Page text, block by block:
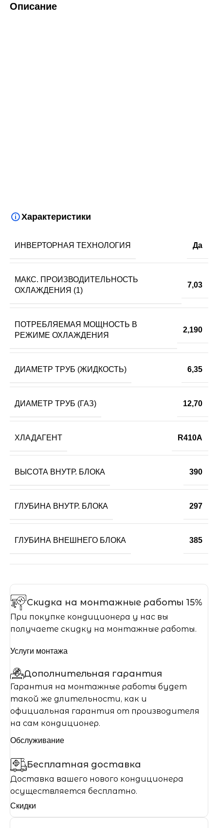
Описание
Характеристики
ИНВЕРТОРНАЯ ТЕХНОЛОГИЯ Да
МАКС. ПРОИЗВОДИТЕЛЬНОСТЬ
ОХЛАЖДЕНИЯ (1)
7,03
ПОТРЕБЛЯЕМАЯ МОЩНОСТЬ В
РЕЖИМЕ ОХЛАЖДЕНИЯ
2,190
ДИАМЕТР ТРУБ (ЖИДКОСТЬ) 6,35
ДИАМЕТР ТРУБ (ГАЗ) 12,70
ХЛАДАГЕНТ R410A
ВЫСОТА ВНУТР. БЛОКА 390
ГЛУБИНА ВНУТР. БЛОКА 297
ГЛУБИНА ВНЕШНЕГО БЛОКА 385
Скидка на монтажные работы 15%
При покупке кондиционера у нас вы
получаете скидку на монтажные работы.
Услуги монтажа
Дополнительная гарантия
Гарантия на монтажные работы будет
такой же длительности, как и
официальная гарантия от производителя
на сам кондиционер.
Обслуживание
Бесплатная доставка
Доставка вашего нового кондиционера
осуществляется бесплатно.
Скидки